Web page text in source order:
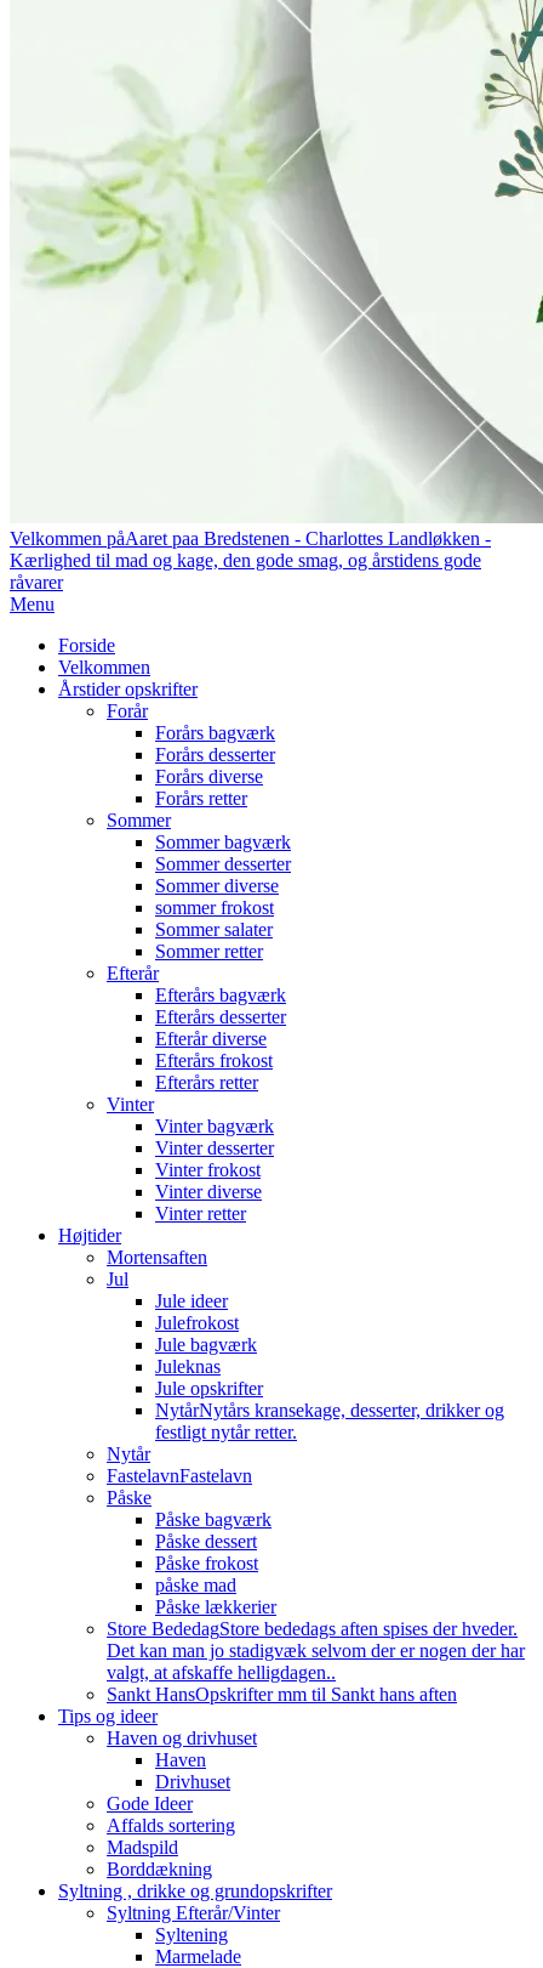
Velkommen påAaret paa Bredstenen - Charlottes Landløkken -
Kærlighed til mad og kage, den gode smag, og årstidens gode
råvarer
Primary
Menu
Menu
Forside
Velkommen
Årstider opskrifter
Forår
Forårs bagværk
Forårs desserter
Forårs diverse
Forårs retter
Sommer
Sommer bagværk
Sommer desserter
Sommer diverse
sommer frokost
Sommer salater
Sommer retter
Efterår
Efterårs bagværk
Efterårs desserter
Efterår diverse
Efterårs frokost
Efterårs retter
Vinter
Vinter bagværk
Vinter desserter
Vinter frokost
Vinter diverse
Vinter retter
Højtider
Mortensaften
Jul
Jule ideer
Julefrokost
Jule bagværk
Juleknas
Jule opskrifter
NytårNytårs kransekage, desserter, drikker og
festligt nytår retter.
Nytår
FastelavnFastelavn
Påske
Påske bagværk
Påske dessert
Påske frokost
påske mad
Påske lækkerier
Store BededagStore bededags aften spises der hveder.
Det kan man jo stadigvæk selvom der er nogen der har
valgt, at afskaffe helligdagen..
Sankt HansOpskrifter mm til Sankt hans aften
Tips og ideer
Haven og drivhuset
Haven
Drivhuset
Gode Ideer
Affalds sortering
Madspild
Borddækning
Syltning , drikke og grundopskrifter
Syltning Efterår/Vinter
Syltening
Marmelade